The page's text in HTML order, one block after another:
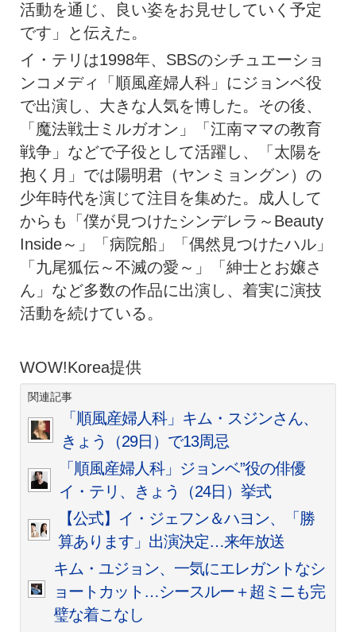
活動を通じ、良い姿をお見せしていく予定
です」と伝えた。
イ・テリは1998年、SBSのシチュエーショ
ンコメディ「順風産婦人科」にジョンベ役
で出演し、大きな人気を博した。その後、
「魔法戦士ミルガオン」「江南ママの教育
戦争」などで子役として活躍し、「太陽を
抱く月」では陽明君（ヤンミョングン）の
少年時代を演じて注目を集めた。成人して
からも「僕が見つけたシンデレラ～Beauty
Inside～」「病院船」「偶然見つけたハル」
「九尾狐伝～不滅の愛～」「紳士とお嬢さ
ん」など多数の作品に出演し、着実に演技
活動を続けている。
WOW!Korea提供
関連記事
「順風産婦人科」キム・スジンさん、
きょう（29日）で13周忌
「順風産婦人科」ジョンベ”役の俳優
イ・テリ、きょう（24日）挙式
【公式】イ・ジェフン＆ハヨン、「勝
算あります」出演決定…来年放送
キム・ユジョン、一気にエレガントなシ
ョートカット…シースルー＋超ミニも完
璧な着こなし